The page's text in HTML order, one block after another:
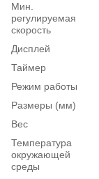
Мин.
регулируемая
скорость
Дисплей
Таймер
Режим работы
Размеры (мм)
Вес
Температура
окружающей
среды